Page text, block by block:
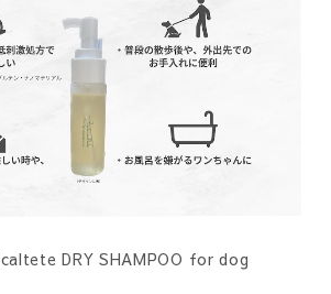
DRY SHAMPOO for dog